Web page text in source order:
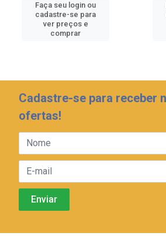
Faça seu login ou
cadastre-se para
ver preços e
comprar
Cadastre-se para receber
ofertas!